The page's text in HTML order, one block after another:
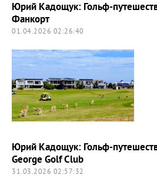
Юрий Кадощук: Гольф-
Фанкорт
01.04.2026 02:26:40
Юрий Кадощук: Гольф-
George Golf Club
31.03.2026 02:57:32